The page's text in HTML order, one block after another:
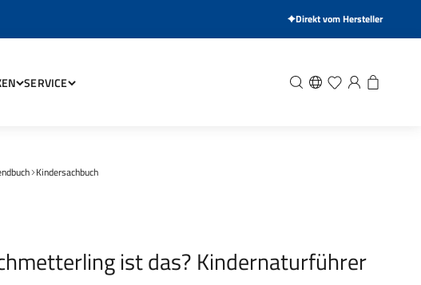
Direkt vom Hersteller
SERVICE Suche Wunschliste
Anmelden
Kindersachbuch
ist das? Kindernaturführer